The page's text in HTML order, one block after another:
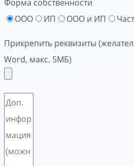
Форма собственности
ООО
ИП ООО и ИП
Прикрепить реквизиты
Word, макс. 5МБ)